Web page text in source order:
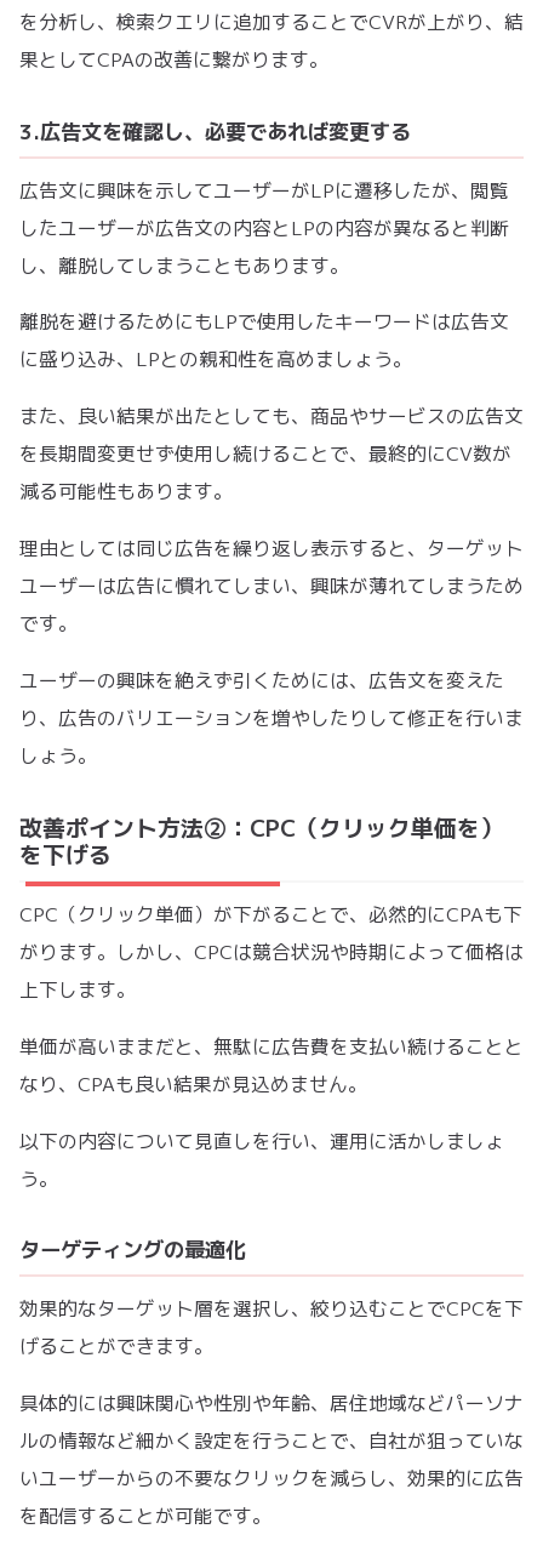
を分析し、検索クエリに追加することでCVRが上がり、結
果としてCPAの改善に繋がります。
3.広告文を確認し、必要であれば変更する
広告文に興味を示してユーザーがLPに遷移したが、閲覧
したユーザーが広告文の内容とLPの内容が異なると判断
し、離脱してしまうこともあります。
離脱を避けるためにもLPで使用したキーワードは広告文
に盛り込み、LPとの親和性を高めましょう。
また、良い結果が出たとしても、商品やサービスの広告文
を長期間変更せず使用し続けることで、最終的にCV数が
減る可能性もあります。
理由としては同じ広告を繰り返し表示すると、ターゲット
ユーザーは広告に慣れてしまい、興味が薄れてしまうため
です。
ユーザーの興味を絶えず引くためには、広告文を変えた
り、広告のバリエーションを増やしたりして修正を行いま
しょう。
改善ポイント方法②：CPC（クリック単価を）
を下げる
CPC（クリック単価）が下がることで、必然的にCPAも下
がります。しかし、CPCは競合状況や時期によって価格は
上下します。
単価が高いままだと、無駄に広告費を支払い続けることと
なり、CPAも良い結果が見込めません。
以下の内容について見直しを行い、運用に活かしましょ
う。
ターゲティングの最適化
効果的なターゲット層を選択し、絞り込むことでCPCを下
げることができます。
具体的には興味関心や性別や年齢、居住地域などパーソナ
ルの情報など細かく設定を行うことで、自社が狙っていな
いユーザーからの不要なクリックを減らし、効果的に広告
を配信することが可能です。